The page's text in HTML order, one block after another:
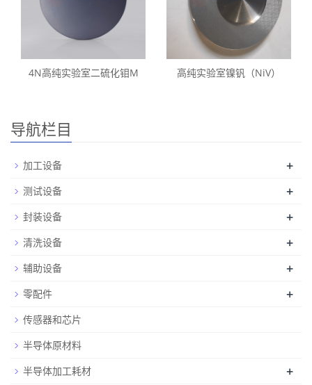
4N高纯实验室二硫化钼M 高纯实验室镍钒（NiV）
导航栏目
加工设备 +
测试设备 +
封装设备 +
清洗设备 +
辅助设备 +
零配件 +
传感器和芯片
半导体原材料
半导体加工耗材
+